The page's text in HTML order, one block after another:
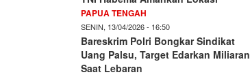
PAPUA TENGAH
SENIN, 13/04/2026 - 16:50
Bareskrim Polri Bongkar Sindikat
Uang Palsu, Target Edarkan Miliaran
Saat Lebaran